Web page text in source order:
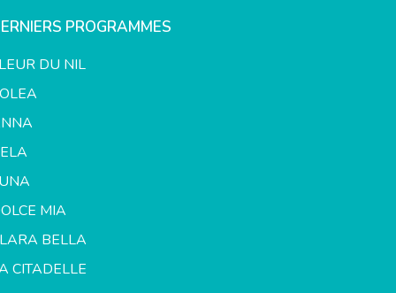
PROGRAMMES
DU NIL
MIA
BELLA
CITADELLE